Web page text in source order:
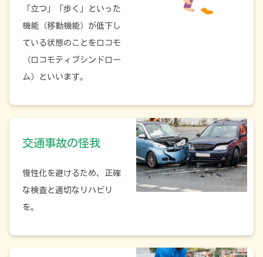
「立つ」「歩く」といった
機能（移動機能）が低下し
ている状態のことをロコモ
（ロコモティブシンドロー
ム）といいます。
交通事故の怪我
慢性化を避けるため、正確
な検査と適切なリハビリ
を。